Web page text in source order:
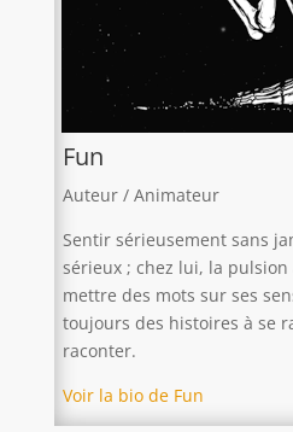
Fun
Auteur / Animateur
Sentir sérieusement sans
sérieux ; chez lui, la
mettre des mots sur ses
toujours des histoires à se
raconter.
Voir la bio de Fun